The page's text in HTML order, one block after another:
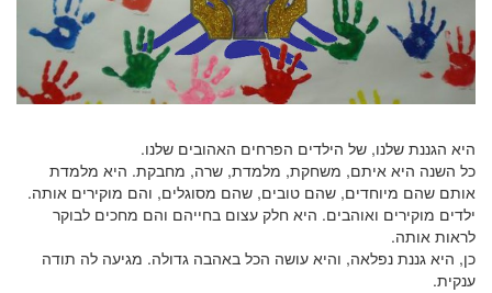
היא הגננת שלנו, של הילדים הפרחים האהובים שלנו.
כל השנה היא איתם, משחקת, מלמדת, שרה, מחבקת. היא מלמדת
אותם שהם מיוחדים, שהם טובים, שהם מסוגלים, והם מוקירים אותה.
ילדים מוקירים ואוהבים. היא חלק עצום בחייהם והם מחכים לבוקר
לראות אותה.
כן, היא גננת נפלאה, והיא עושה הכל באהבה גדולה. מגיעה לה תודה
ענקית.